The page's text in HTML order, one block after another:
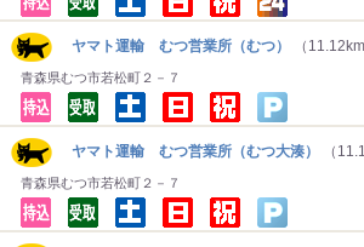
ヤマト運輸 むつ営業所（むつ） （11.12km
青森県むつ市若松町２－７
ヤマト運輸 むつ営業所（むつ大湊） （
青森県むつ市若松町２－７